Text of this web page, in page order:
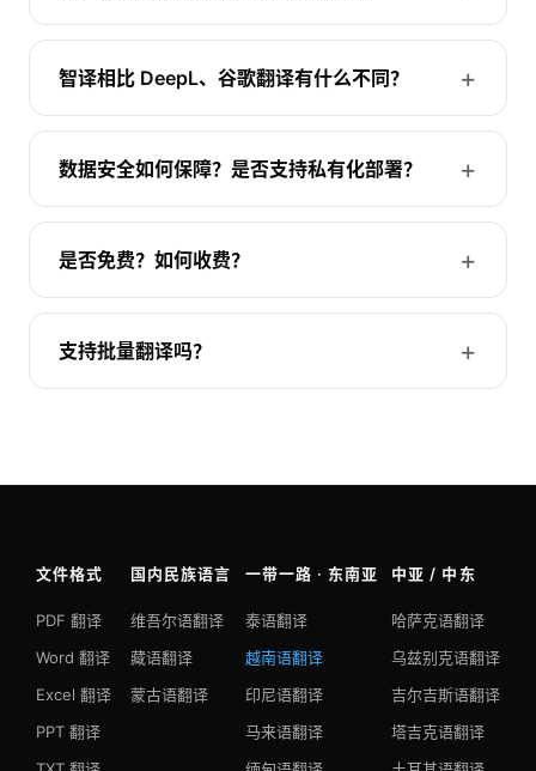
智译相比 DeepL、谷歌翻译有什么不同？
数据安全如何保障？是否支持私有化部署？
是否免费？如何收费？
支持批量翻译吗？
文件格式
PDF 翻译
Word 翻译
Excel 翻译
PPT 翻译
国内民族语言
维吾尔语翻译
藏语翻译
蒙古语翻译
一带一路 · 东南亚
泰语翻译
越南语翻译
印尼语翻译
马来语翻译
中亚 / 中东
哈萨克语翻译
乌兹别克语翻译
吉尔吉斯语翻译
塔吉克语翻译